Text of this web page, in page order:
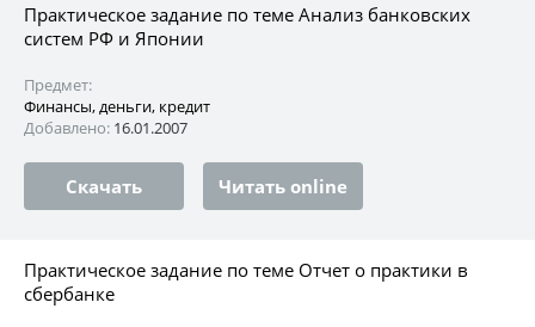
Практическое задание по теме Анализ банковских
систем РФ и Японии
Предмет:
Финансы, деньги, кредит
Добавлено: 16.01.2007
Скачать Читать online
Практическое задание по теме Отчет о практики в
сбербанке